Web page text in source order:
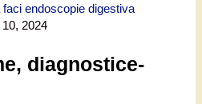
endoscopie digestiva
2024
diagnostice-